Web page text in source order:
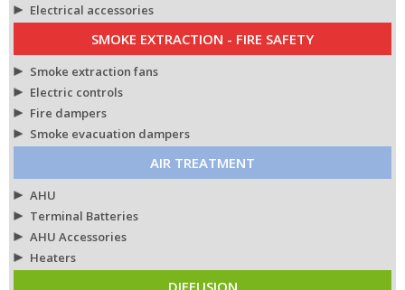
Electrical accessories
SMOKE EXTRACTION - FIRE SAFETY
Smoke extraction fans
Electric controls
Fire dampers
Smoke evacuation dampers
AIR TREATMENT
AHU
Terminal Batteries
AHU Accessories
Heaters
DIFFUSION